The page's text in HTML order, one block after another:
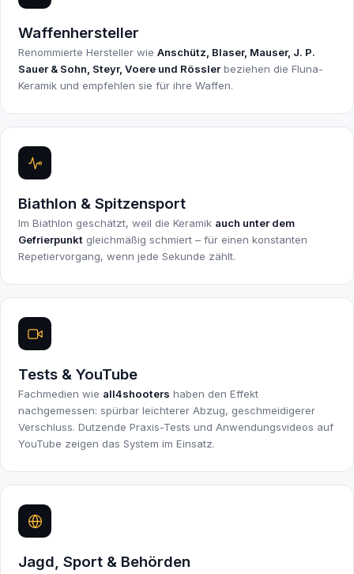
Waffenhersteller
Renommierte Hersteller wieAnschütz, Blaser, Mauser, J. P.
Sauer & Sohn, Steyr, Voere und Rössler beziehen die Fluna-
Keramik und empfehlen sie für ihre Waffen.
Biathlon & Spitzensport
Im Biathlon geschätzt, weil die Keramik auch unter dem
Gefrierpunkt gleichmäßig schmiert – für einen konstanten
Repetiervorgang, wenn jede Sekunde zählt.
Tests & YouTube
Fachmedien wie all4shooters haben den Effekt
nachgemessen: spürbar leichterer Abzug, geschmeidigerer
Verschluss. Dutzende Praxis-Tests und Anwendungsvideos auf
YouTube zeigen das System im Einsatz.
Jagd, Sport & Behörden